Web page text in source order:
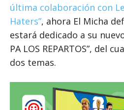
última colaboración con
Haters”, ahora El Micha
estará dedicado a su
PA LOS REPARTOS”, del
dos temas.